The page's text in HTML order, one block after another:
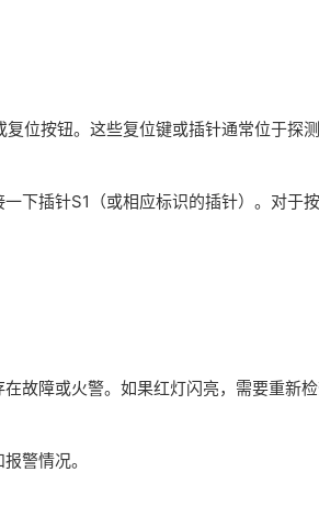
位按钮。这些复位键或插针通常位于探
下插针S1（或相应标识的插针）。对于
故障或火警。如果红灯闪亮，需要重新
警情况。